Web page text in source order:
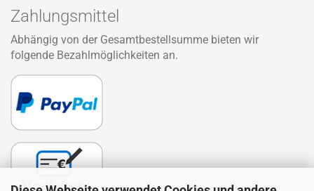
Zahlungsmittel
Abhängig von der Gesamtbestellsumme bieten wir
folgende Bezahlmöglichkeiten an.